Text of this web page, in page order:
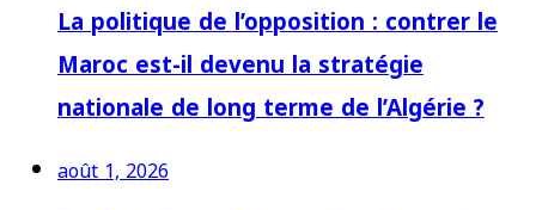
La politique de l’opposition : contrer le
Maroc est-il devenu la stratégie
nationale de long terme de l’Algérie ?
août 1, 2026